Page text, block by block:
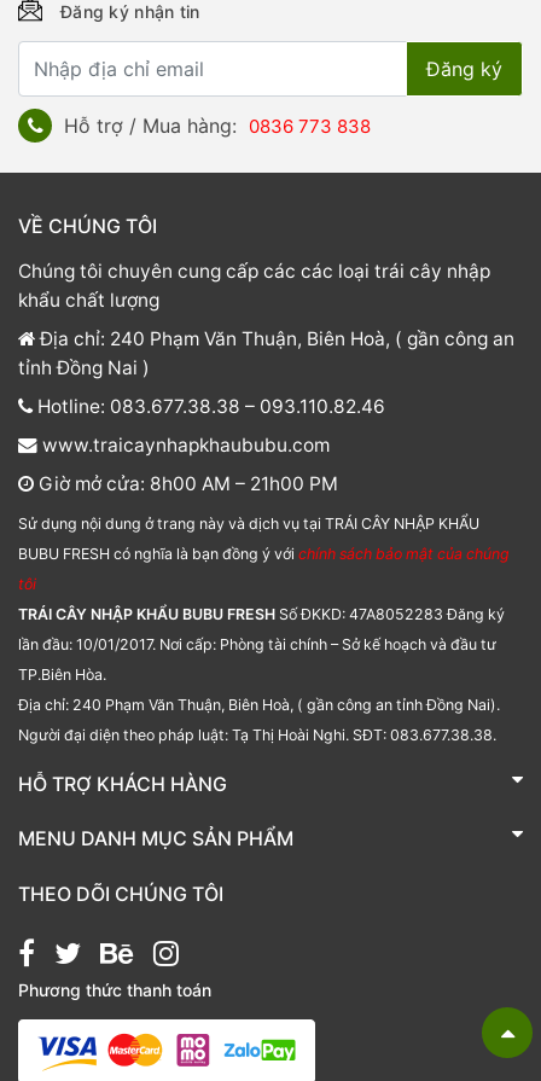
Đăng ký nhận tin
Hỗ trợ / Mua hàng: 0836 773 838
VỀ CHÚNG TÔI
Chúng tôi chuyên cung cấp các các loại trái cây nhập
khẩu chất lượng
Địa chỉ: 240 Phạm Văn Thuận, Biên Hoà, ( gần công an
tỉnh Đồng Nai )
Hotline: 083.677.38.38 – 093.110.82.46
www.traicaynhapkhaububu.com
Giờ mở cửa: 8h00 AM – 21h00 PM
Sử dụng nội dung ở trang này và dịch vụ tại TRÁI CÂY NHẬP KHẨU
BUBU FRESH có nghĩa là bạn đồng ý với chính sách bảo mật của chúng
tôi
TRÁI CÂY NHẬP KHẨU BUBU FRESH Số ĐKKD: 47A8052283 Đăng ký
lần đầu: 10/01/2017. Nơi cấp: Phòng tài chính – Sở kế hoạch và đầu tư
TP.Biên Hòa.
Địa chỉ: 240 Phạm Văn Thuận, Biên Hoà, ( gần công an tỉnh Đồng Nai).
Người đại diện theo pháp luật: Tạ Thị Hoài Nghi. SĐT: 083.677.38.38.
HỖ TRỢ KHÁCH HÀNG
TRÁI CÂY NHẬP KHẨU BUBU FRESH
MENU DANH MỤC SẢN PHẨM
Bánh kẹo
Giỏ quà tặng
Hạt chia
Hạt dẻ cười
Hạt hạnh nhân
THEO DÕI CHÚNG TÔI
Phương thức thanh toán